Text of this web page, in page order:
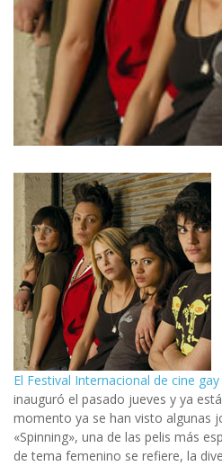
El Festival Internacional de cine
inauguró el pasado jueves y ya
momento ya se han visto algunas
«Spinning», una de las pelis más
de tema femenino se refiere, la